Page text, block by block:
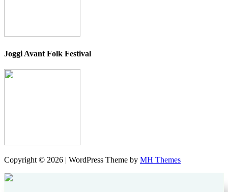
Joggi Avant Folk Festival
Copyright © 2026 | WordPress Theme by MH Themes